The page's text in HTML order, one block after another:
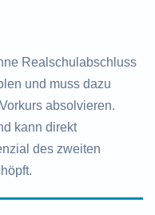
Realschulabschluss
und muss dazu
absolvieren.
kann direkt
des zweiten